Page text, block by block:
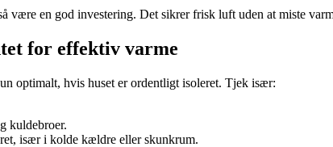
være en god investering. Det sikrer frisk luft uden at miste
for effektiv varme
optimalt, hvis huset er ordentligt isoleret. Tjek især:
kuldebroer.
især i kolde kældre eller skunkrum.